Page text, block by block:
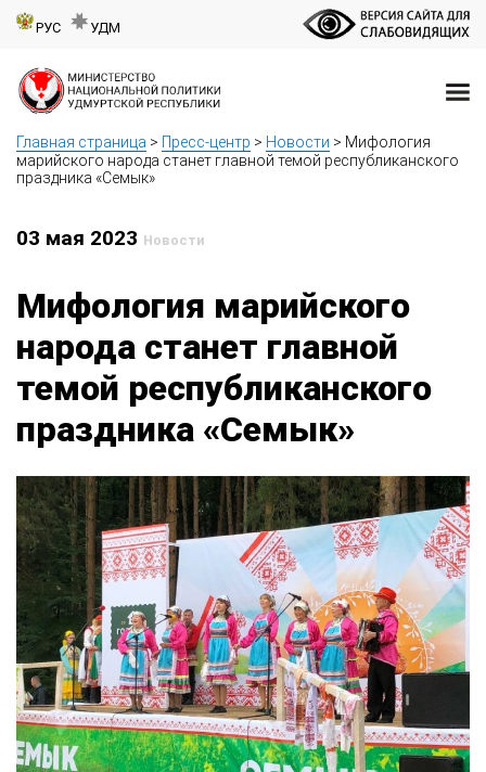
РУС УДМ
Главная страница > Пресс-центр > Новости > Мифология
марийского народа станет главной темой республиканского
праздника «Семык»
03 мая 2023 Новости
Мифология марийского
народа станет главной
темой республиканского
праздника «Семык»